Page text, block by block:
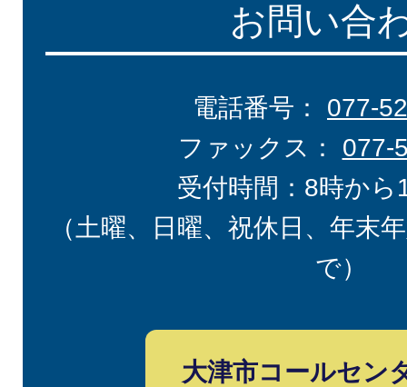
お問い合
電話番号： 077-
ファックス： 077-
受付時間：8時から
（土曜、日曜、祝休日、年末
で）
大津市コールセン